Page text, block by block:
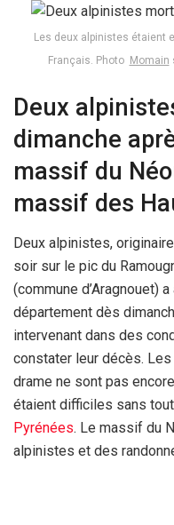
Les deux alpinistes étaient
Français. Photo Momain
Deux
dimanche
massif du
massif des
Deux alpinistes,
soir sur le pic du
(commune d’Aragnouet)
département dès
intervenant dans des
constater leur décès.
drame ne sont pas
étaient difficiles sans
Pyrénées. Le massif du
alpinistes et des